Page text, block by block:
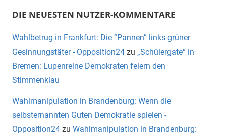
DIE NEUESTEN NUTZER-KOMMENTARE
Wahlbetrug in Frankfurt: Die “Pannen” links-grüner
Gesinnungstäter - Opposition24 zu „Schülergate“ in
Bremen: Lupenreine Demokraten feiern den
Stimmenklau
Wahlmanipulation in Brandenburg: Wenn die
selbsternannten Guten Demokratie spielen -
Opposition24 zu Wahlmanipulation in Brandenburg: